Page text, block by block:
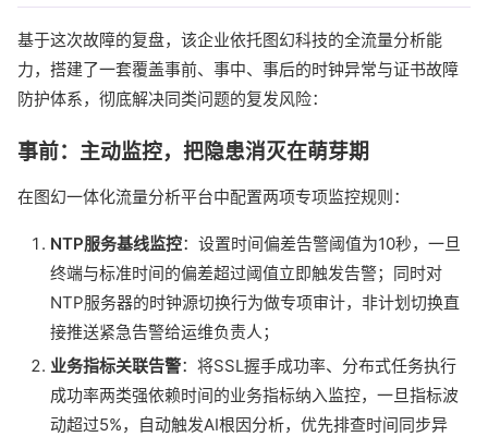
基于这次故障的复盘，该企业依托图幻科技的全流量分析能
力，搭建了一套覆盖事前、事中、事后的时钟异常与证书故障
防护体系，彻底解决同类问题的复发风险：
事前：主动监控，把隐患消灭在萌芽期
在图幻一体化流量分析平台中配置两项专项监控规则：
NTP服务基线监控：设置时间偏差告警阈值为10秒，一旦
终端与标准时间的偏差超过阈值立即触发告警；同时对
NTP服务器的时钟源切换行为做专项审计，非计划切换直
接推送紧急告警给运维负责人；
业务指标关联告警：将SSL握手成功率、分布式任务执行
成功率两类强依赖时间的业务指标纳入监控，一旦指标波
动超过5%，自动触发AI根因分析，优先排查时间同步异